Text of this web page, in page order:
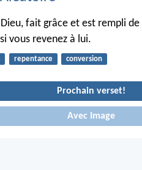
fait grâce et est rempli
vous revenez à lui.
repentance conversion
Prochain verset!
Avec Image